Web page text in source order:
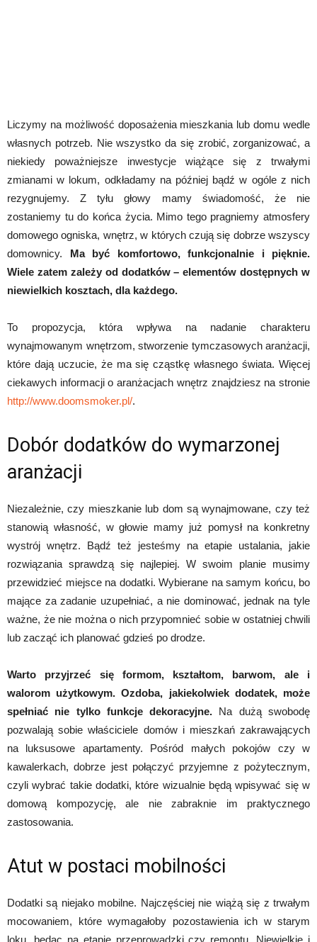
Liczymy na możliwość doposażenia mieszkania lub domu wedle
własnych potrzeb. Nie wszystko da się zrobić, zorganizować, a
niekiedy poważniejsze inwestycje wiążące się z trwałymi
zmianami w lokum, odkładamy na później bądź w ogóle z nich
rezygnujemy. Z tyłu głowy mamy świadomość, że nie
zostaniemy tu do końca życia. Mimo tego pragniemy atmosfery
domowego ogniska, wnętrz, w których czują się dobrze wszyscy
domownicy. Ma być komfortowo, funkcjonalnie i pięknie.
Wiele zatem zależy od dodatków – elementów dostępnych w
niewielkich kosztach, dla każdego.
To propozycja, która wpływa na nadanie charakteru
wynajmowanym wnętrzom, stworzenie tymczasowych aranżacji,
które dają uczucie, że ma się cząstkę własnego świata. Więcej
ciekawych informacji o aranżacjach wnętrz znajdziesz na stronie
http://www.doomsmoker.pl/.
Dobór dodatków do wymarzonej
aranżacji
Niezależnie, czy mieszkanie lub dom są wynajmowane, czy też
stanowią własność, w głowie mamy już pomysł na konkretny
wystrój wnętrz. Bądź też jesteśmy na etapie ustalania, jakie
rozwiązania sprawdzą się najlepiej. W swoim planie musimy
przewidzieć miejsce na dodatki. Wybierane na samym końcu, bo
mające za zadanie uzupełniać, a nie dominować, jednak na tyle
ważne, że nie można o nich przypomnieć sobie w ostatniej chwili
lub zacząć ich planować gdzieś po drodze.
Warto przyjrzeć się formom, kształtom, barwom, ale i
walorom użytkowym. Ozdoba, jakiekolwiek dodatek, może
spełniać nie tylko funkcje dekoracyjne. Na dużą swobodę
pozwalają sobie właściciele domów i mieszkań zakrawających
na luksusowe apartamenty. Pośród małych pokojów czy w
kawalerkach, dobrze jest połączyć przyjemne z pożytecznym,
czyli wybrać takie dodatki, które wizualnie będą wpisywać się w
domową kompozycję, ale nie zabraknie im praktycznego
zastosowania.
Atut w postaci mobilności
Dodatki są niejako mobilne. Najczęściej nie wiążą się z trwałym
mocowaniem, które wymagałoby pozostawienia ich w starym